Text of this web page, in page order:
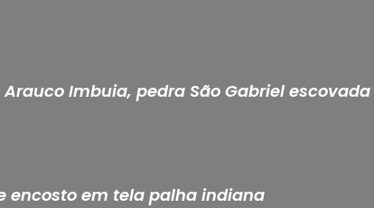
Imbuia, pedra São Gabriel escovada
encosto em tela palha indiana